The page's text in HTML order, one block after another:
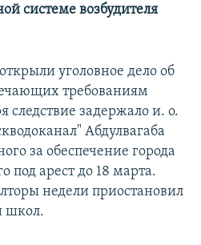
системе возбудителя
уголовное дело об
требованиям
следствие задержало и. о.
Абдулвагаба
за обеспечение города
под арест до 18 марта.
недели приостановил
школ.